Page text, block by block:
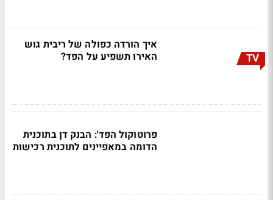
TV
איך הורדה כפולה של ריבית גוש
האירו תשפיע על הפד?
פרוטוקול הפד': הבנק דן בתוכנית
הדומה במאפיינים לתוכנית רכישות